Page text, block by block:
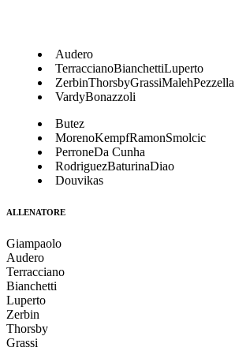
Audero
TerraccianoBianchettiLuperto
ZerbinThorsbyGrassiMalehPezzella
VardyBonazzoli
Butez
MorenoKempfRamonSmolcic
PerroneDa Cunha
RodriguezBaturinaDiao
Douvikas
ALLENATORE
Giampaolo
Audero
Terracciano
Bianchetti
Luperto
Zerbin
Thorsby
Grassi